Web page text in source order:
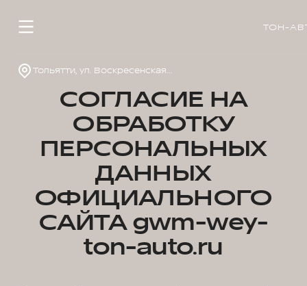
ТОН-
Тольятти, ул. Воскресенская, д. 16, стр. 1
СОГЛАСИЕ НА
ОБРАБОТКУ
ПЕРСОНАЛЬНЫХ
ДАННЫХ
ОФИЦИАЛЬНОГО
САЙТА gwm-wey-
ton-auto.ru